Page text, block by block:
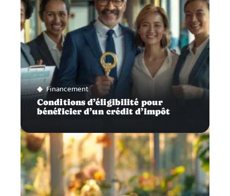
Financement
Conditions d’éligibilité pour
bénéficier d’un crédit d’impôt